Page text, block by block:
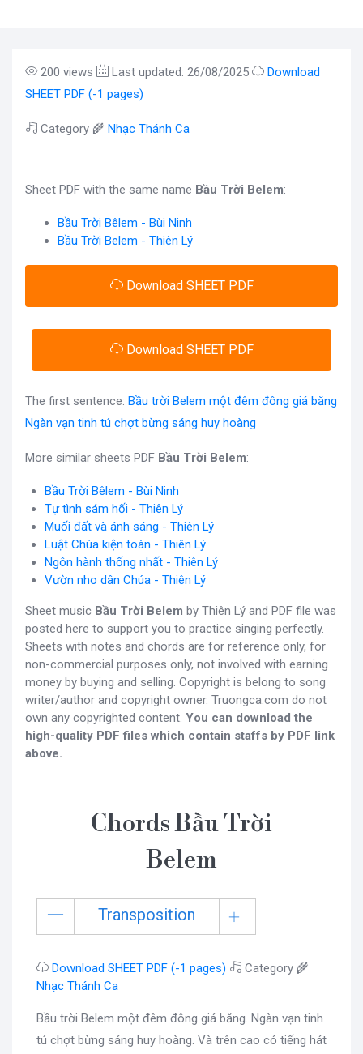
200 views Last updated: 26/08/2025
Download
SHEET PDF (-1 pages)
Category 🌾 Nhạc Thánh Ca
Sheet PDF with the same name Bầu Trời Belem:
Bầu Trời Bêlem - Bùi Ninh
Bầu Trời Belem - Thiên Lý
Download SHEET PDF
Download SHEET PDF
The first sentence: Bầu trời Belem một đêm đông giá băng
Ngàn vạn tinh tú chợt bừng sáng huy hoàng
More similar sheets PDF Bầu Trời Belem:
Bầu Trời Bêlem - Bùi Ninh
Tự tình sám hối - Thiên Lý
Muối đất và ánh sáng - Thiên Lý
Luật Chúa kiện toàn - Thiên Lý
Ngôn hành thống nhất - Thiên Lý
Vườn nho dân Chúa - Thiên Lý
Sheet music Bầu Trời Belem by Thiên Lý and PDF file was
posted here to support you to practice singing perfectly.
Sheets with notes and chords are for reference only, for
non-commercial purposes only, not involved with earning
money by buying and selling. Copyright is belong to song
writer/author and copyright owner. Truongca.com do not
own any copyrighted content. You can download the
high-quality PDF files which contain staffs by PDF link
above.
Chords Bầu Trời
Belem
Transposition
Download SHEET PDF (-1 pages)
Category 🌾
Nhạc Thánh Ca
Bầu trời Belem một đêm đông giá băng. Ngàn vạn tinh
tú chợt bừng sáng huy hoàng. Và trên cao có tiếng hát